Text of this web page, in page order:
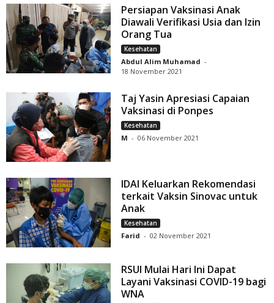
Persiapan Vaksinasi Anak
Diawali Verifikasi Usia dan Izin
Orang Tua
Kesehatan
Abdul Alim Muhamad -
18 November 2021
Taj Yasin Apresiasi Capaian
Vaksinasi di Ponpes
Kesehatan
M - 06 November 2021
IDAI Keluarkan Rekomendasi
terkait Vaksin Sinovac untuk
Anak
Kesehatan
Farid - 02 November 2021
RSUI Mulai Hari Ini Dapat
Layani Vaksinasi COVID-19 bagi
WNA